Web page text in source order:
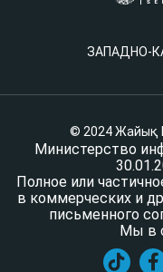
ЗАПАДНО-
© 2024 Жайық
Министерство
Полное или
в коммерческих и
письменного
Мы в